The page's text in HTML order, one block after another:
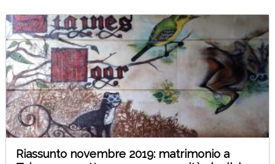
Riassunto novembre 2019: matrimonio a